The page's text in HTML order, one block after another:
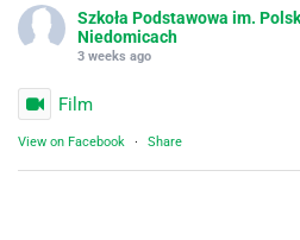
Szkoła Podstawowa im.
Niedomicach
3 weeks ago
Film
View on Facebook · Share